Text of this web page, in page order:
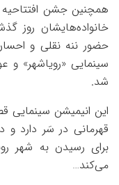
همچنین جشن افتتاحیه
حضور ننه نقلی و
سینمایی «رویاشهر» و
شد.
این انیمیشن سینمایی
قهرمانی در سَر دارد و
برای رسیدن به شهر
می‌کند…